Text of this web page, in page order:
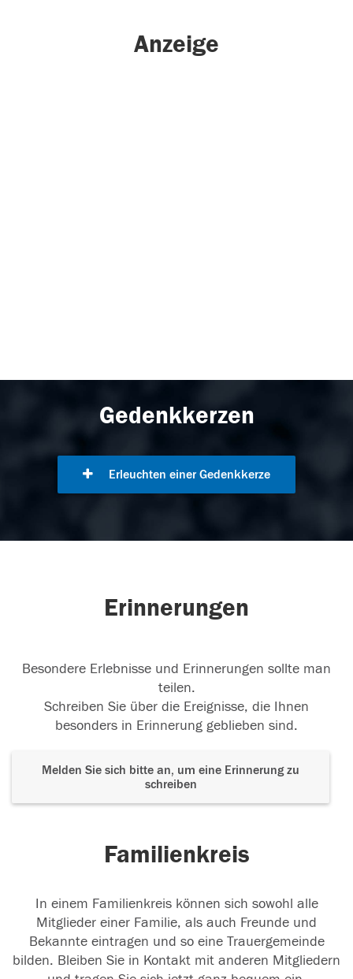
Anzeige
Gedenkkerzen
Erleuchten einer Gedenkkerze
Erinnerungen
Besondere Erlebnisse und Erinnerungen sollte man
teilen.
Schreiben Sie über die Ereignisse, die Ihnen
besonders in Erinnerung geblieben sind.
Melden Sie sich bitte an, um eine Erinnerung zu
schreiben
Familienkreis
In einem Familienkreis können sich sowohl alle
Mitglieder einer Familie, als auch Freunde und
Bekannte eintragen und so eine Trauergemeinde
bilden. Bleiben Sie in Kontakt mit anderen Mitgliedern